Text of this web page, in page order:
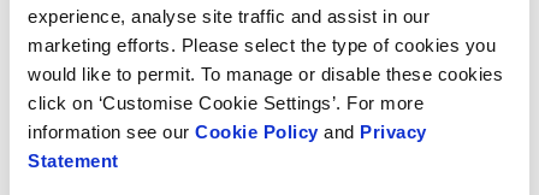
experience, analyse site traffic and assist in our
marketing efforts. Please select the type of cookies you
would like to permit. To manage or disable these cookies
click on ‘Customise Cookie Settings’. For more
information see our Cookie Policy and Privacy
Statement
milliers d’écoliers en Colombie.
Tony Smurfit, président-directeur général de Smurfit
Westrock, a déclaré : « Nous recherchons la
rentabilité dans tout ce que nous faisons, et la
durabilité ne fait pas exception. Sur tous les marchés